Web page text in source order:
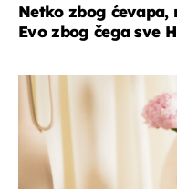
Netko zbog
Evo zbog čega sve
moda & ljepota